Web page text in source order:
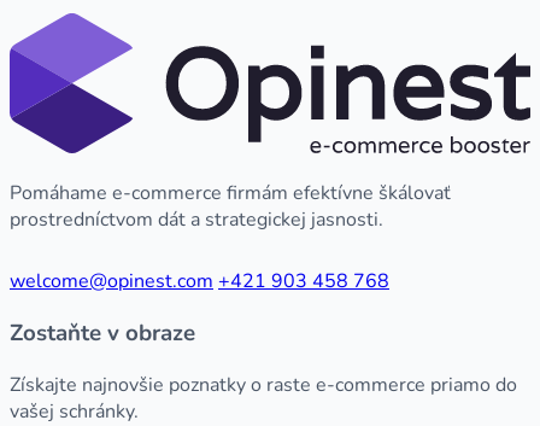
Pomáhame e-commerce firmám efektívne škálovať
prostredníctvom dát a strategickej jasnosti.
welcome@opinest.com +421 903 458 768
Zostaňte v obraze
Získajte najnovšie poznatky o raste e-commerce priamo do
vašej schránky.